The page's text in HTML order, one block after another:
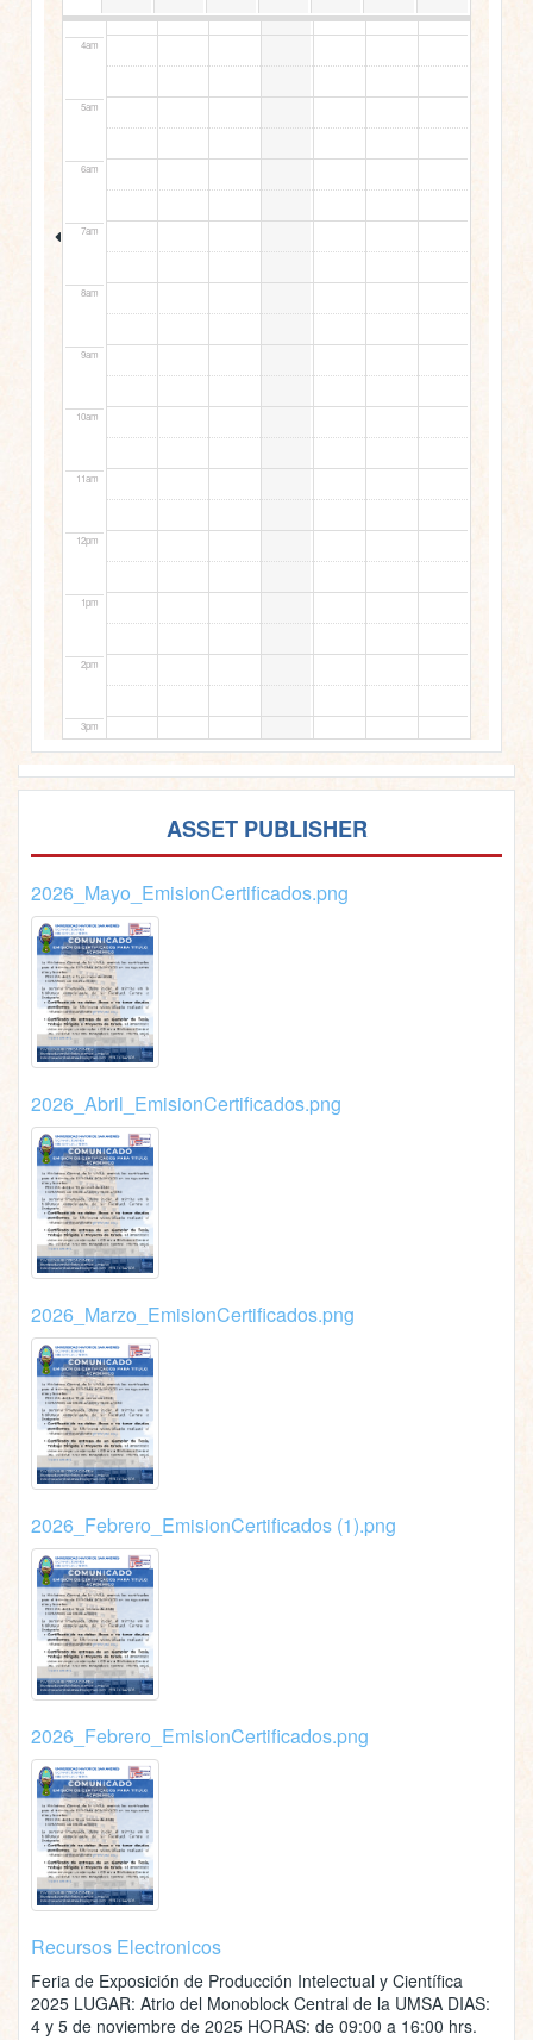
4am
5am
6am
7am
8am
9am
10am
11am
12pm
1pm
2pm
3pm
4pm
7pm
8pm
9pm
10pm
11pm
ASSET PUBLISHER
2026_Mayo_EmisionCertificados.png
2026_Abril_EmisionCertificados.png
2026_Marzo_EmisionCertificados.png
2026_Febrero_EmisionCertificados (1).png
2026_Febrero_EmisionCertificados.png
Recursos Electronicos
Feria de Exposición de Producción Intelectual y Científica
2025 LUGAR: Atrio del Monoblock Central de la UMSA DIAS:
4 y 5 de noviembre de 2025 HORAS: de 09:00 a 16:00 hrs.